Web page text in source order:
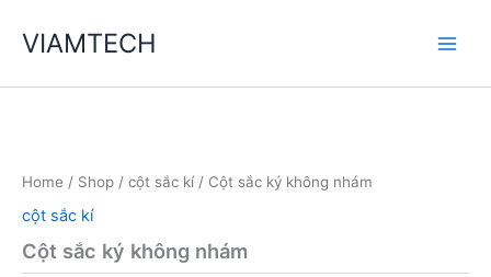
VIAMTECH
Home / Shop / cột sắc kí/ Cột sắc ký không nhám
cột sắc kí
Cột sắc ký không nhám